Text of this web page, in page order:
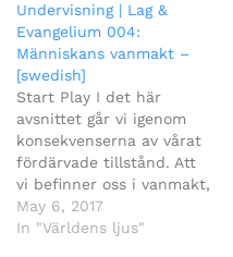
Undervisning | Lag &
Evangelium 004:
Människans vanmakt –
[swedish]
Start Play I det här
avsnittet går vi igenom
konsekvenserna av vårat
fördärvade tillstånd. Att
vi befinner oss i vanmakt,
och att det bara är
genom Jesus vi kan ta
May 6, 2017
In "Världens ljus"